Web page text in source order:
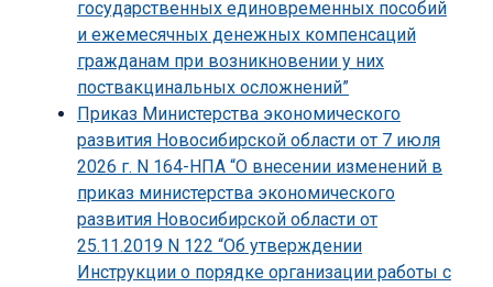
государственных единовременных пособий
и ежемесячных денежных компенсаций
гражданам при возникновении у них
поствакцинальных осложнений”
Приказ Министерства экономического
развития Новосибирской области от 7 июля
2026 г. N 164-НПА “О внесении изменений в
приказ министерства экономического
развития Новосибирской области от
25.11.2019 N 122 “Об утверждении
Инструкции о порядке организации работы с